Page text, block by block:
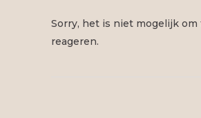
Sorry, het is niet mogelijk om
reageren.